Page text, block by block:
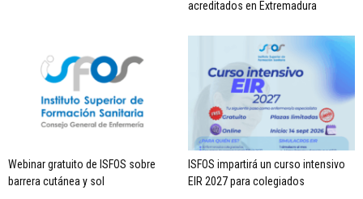
acreditados en Extremadura
Webinar gratuito de ISFOS sobre
barrera cutánea y sol
ISFOS impartirá un curso intensivo
EIR 2027 para colegiados